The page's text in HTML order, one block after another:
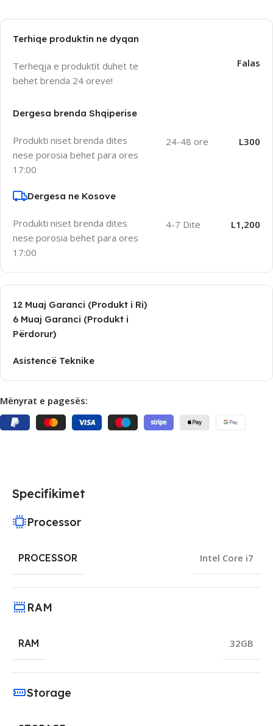
Terhiqe produktin ne dyqan
Terheqja e produktit duhet te
behet brenda 24 oreve!
Falas
Dergesa brenda Shqiperise
Produkti niset brenda dites
nese porosia behet para ores
17:00
24-48 ore L300
Dergesa ne Kosove
Produkti niset brenda dites
nese porosia behet para ores
17:00
4-7 Ditë L1,200
12 Muaj Garanci (Produkt i Ri)
6 Muaj Garanci (Produkt i
Përdorur)
Asistencë Teknike
Mënyrat e pagesës:
Specifikimet
Processor
PROCESSOR Intel Core i7
RAM
RAM 32GB
Storage